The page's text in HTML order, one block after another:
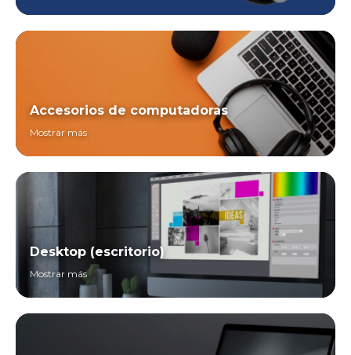
Accesorios de computadoras
Mostrar más
Desktop (escritorio)
Mostrar más